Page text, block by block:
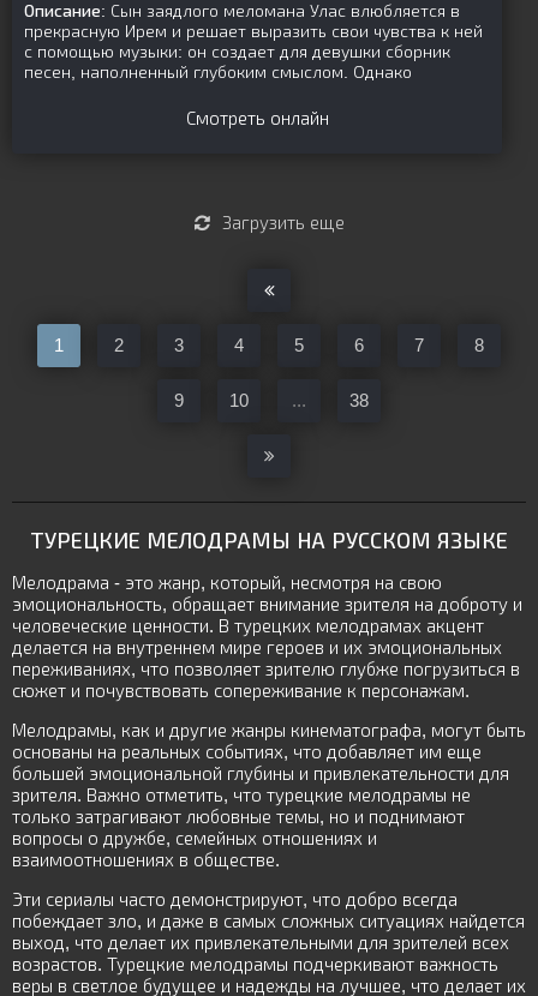
ТУРЕЦКИЕ МЕЛОДРАМЫ НА РУССКОМ ЯЗЫКЕ
Мелодрама - это жанр, который, несмотря на свою
эмоциональность, обращает внимание зрителя на доброту и
человеческие ценности. В турецких мелодрамах акцент
делается на внутреннем мире героев и их эмоциональных
переживаниях, что позволяет зрителю глубже погрузиться в
сюжет и почувствовать сопереживание к персонажам.
Мелодрамы, как и другие жанры кинематографа, могут быть
основаны на реальных событиях, что добавляет им еще
большей эмоциональной глубины и привлекательности для
зрителя. Важно отметить, что турецкие мелодрамы не
только затрагивают любовные темы, но и поднимают
вопросы о дружбе, семейных отношениях и
взаимоотношениях в обществе.
Эти сериалы часто демонстрируют, что добро всегда
побеждает зло, и даже в самых сложных ситуациях найдется
выход, что делает их привлекательными для зрителей всех
возрастов. Турецкие мелодрамы подчеркивают важность
веры в светлое будущее и надежды на лучшее, что делает их
Описание: Сын заядлого меломана Улас влюбляется в
прекрасную Ирем и решает выразить свои чувства к ней
с помощью музыки: он создает для девушки сборник
песен, наполненный глубоким смыслом. Однако
Смотреть онлайн
Загрузить еще
1 2 3 4 5 6 7 8
9 10 ... 38